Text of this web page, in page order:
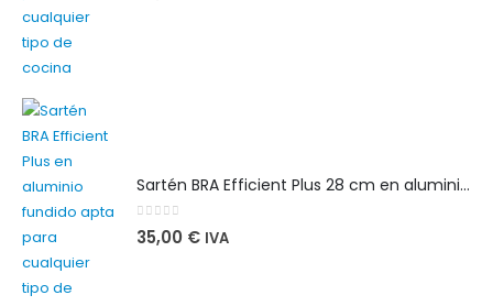
Sartén BRA Efficient Plus 28 cm en aluminio fundido apta para cualquier tipo de cocina
0out of 5
35,00 € IVA